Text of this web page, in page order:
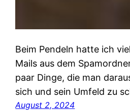
Beim Pendeln hatte ich
Mails aus dem
paar Dinge, die man
sich und sein Umfeld zu
August 2, 2024